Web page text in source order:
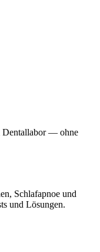
Dentallabor — ohne
Schlafapnoe und
und Lösungen.